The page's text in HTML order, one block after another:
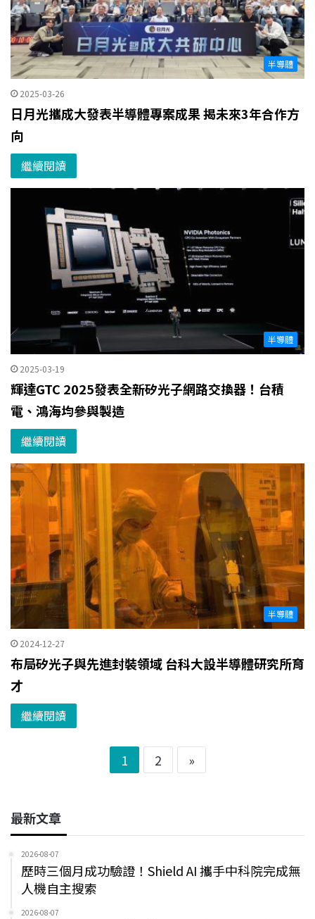
半導體
2025-03-26
日月光攜成大發表半導體專案成果 揭未來3年合作方
向
繼續閱讀
半導體
2025-03-19
輝達GTC 2025發表全新矽光子網路交換器！台積
電、鴻海均參與製造
繼續閱讀
半導體
2024-12-27
布局矽光子與先進封裝領域 台科大設半導體研究所育
才
繼續閱讀
1 2 »
最新文章
2026-08-07
歷時三個月成功驗證！Shield AI 攜手中科院完成無
人機自主搜索
2026-08-07